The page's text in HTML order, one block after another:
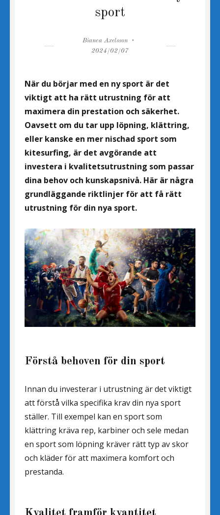
sport
Author
Bianca Axelsson
2024/02/07
När du börjar med en ny sport är det
viktigt att ha rätt utrustning för att
maximera din prestation och säkerhet.
Oavsett om du tar upp löpning, klättring,
eller kanske en mer nischad sport som
kitesurfing, är det avgörande att
investera i kvalitetsutrustning som passar
dina behov och kunskapsnivå. Här är några
grundläggande riktlinjer för att få rätt
utrustning för din nya sport.
Förstå behoven för din sport
Innan du investerar i utrustning är det viktigt
att förstå vilka specifika krav din nya sport
ställer. Till exempel kan en sport som
klättring kräva rep, karbiner och sele medan
en sport som löpning kräver rätt typ av skor
och kläder för att maximera komfort och
prestanda.
Kvalitet framför kvantitet